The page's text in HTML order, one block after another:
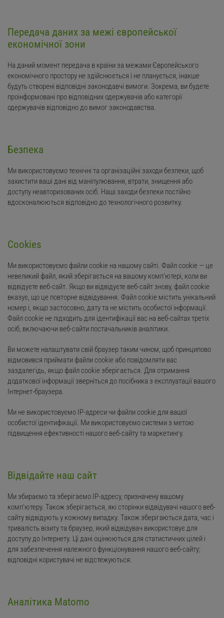
Передача даних за межі європейської
економічної зони
На даний момент передача в країни за межами Європейського
економічного простору не здійснюється і не планується, інакше
будуть створені відповідні законодавчі вимоги. Зокрема, ви будете
проінформовані про відповідних одержувачів або категорії
одержувачів відповідно до вимог законодавства.
Безпека
Ми використовуємо технічні та організаційні заходи безпеки, щоб
захистити ваші дані від маніпулювання, втрати, знищення або
доступу неавторизованих осіб. Наші заходи безпеки постійно
вдосконалюються відповідно до технологічного розвитку.
Cookies
Ми використовуємо файли cookie на нашому сайті. Файл cookie — це
невеликий файл, який зберігається на вашому комп’ютері, коли ви
відвідуєте веб-сайт. Якщо ви відвідуєте веб-сайт знову, файл cookie
вказує, що це повторне відвідування. Файл cookie містить унікальний
номер і, якщо застосовно, дату та не містить особистої інформації.
Файл cookie не підходить для ідентифікації вас на веб-сайтах третіх
осіб, включаючи веб-сайти постачальників аналітики.
Ви можете налаштувати свій браузер таким чином, щоб принципово
відмовився приймати файли cookie або повідомляти вас
заздалегідь, якщо файл cookie зберігається. Для отримання
додаткової інформації зверніться до посібника з експлуатації вашого
Інтернет-браузера.
Ми не використовуємо IP-адреси чи файли cookie для вашої
особистої ідентифікації. Ми використовуємо системи з метою
підвищення ефективності нашого веб-сайту та маркетингу.
Відвідайте наш сайт
Ми збираємо та зберігаємо IP-адресу, призначену вашому
комп’ютеру. Також зберігається, які сторінки відвідувачі нашого веб-
сайту відвідують у кожному випадку. Також зберігаються дата, час і
тривалість візиту та браузер, який відвідувач використовує для
доступу до Інтернету. Ці дані оцінюються для статистичних цілей і
для забезпечення належного функціонування нашого веб-сайту;
відповідні користувачі не відстежуються.
Аналітика Matomo